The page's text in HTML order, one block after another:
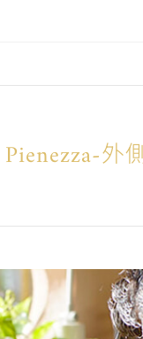
Pienezza-外